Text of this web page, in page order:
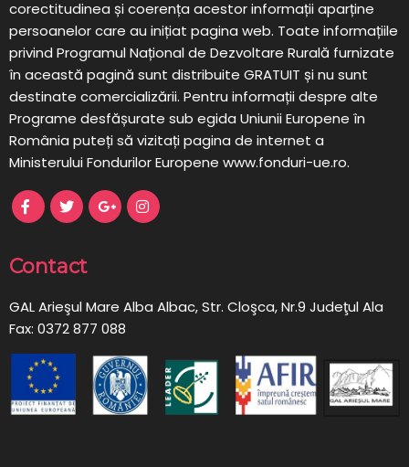
corectitudinea și coerența acestor informații aparține
persoanelor care au inițiat pagina web. Toate informațiile
privind Programul Național de Dezvoltare Rurală furnizate
în această pagină sunt distribuite GRATUIT și nu sunt
destinate comercializării. Pentru informații despre alte
Programe desfășurate sub egida Uniunii Europene în
România puteți să vizitați pagina de internet a
Ministerului Fondurilor Europene www.fonduri-ue.ro.
Contact
GAL Arieşul Mare Alba Albac, Str. Cloşca, Nr.9 Judeţul Ala
Fax: 0372 877 088